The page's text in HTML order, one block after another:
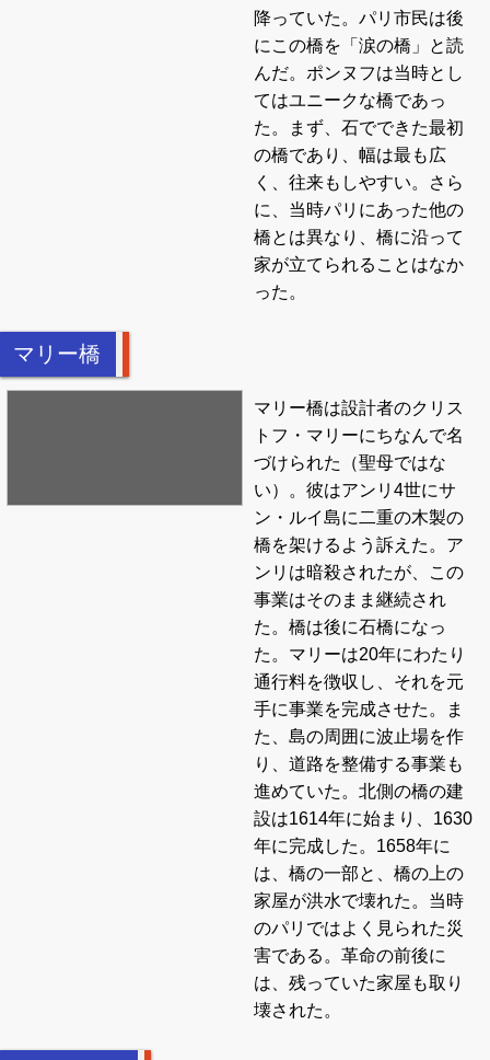
降っていた。パリ市民は後
にこの橋を「涙の橋」と読
んだ。ポンヌフは当時とし
てはユニークな橋であっ
た。まず、石でできた最初
の橋であり、幅は最も広
く、往来もしやすい。さら
に、当時パリにあった他の
橋とは異なり、橋に沿って
家が立てられることはなか
った。
マリー橋
マリー橋は設計者のクリス
トフ・マリーにちなんで名
づけられた（聖母ではな
い）。彼はアンリ4世にサ
ン・ルイ島に二重の木製の
橋を架けるよう訴えた。ア
ンリは暗殺されたが、この
事業はそのまま継続され
た。橋は後に石橋になっ
た。マリーは20年にわたり
通行料を徴収し、それを元
手に事業を完成させた。ま
た、島の周囲に波止場を作
り、道路を整備する事業も
進めていた。北側の橋の建
設は1614年に始まり、1630
年に完成した。1658年に
は、橋の一部と、橋の上の
家屋が洪水で壊れた。当時
のパリではよく見られた災
害である。革命の前後に
は、残っていた家屋も取り
壊された。